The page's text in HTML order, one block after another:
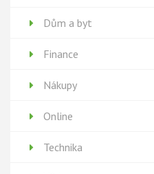
Dům a byt
Finance
Nákupy
Online
Technika